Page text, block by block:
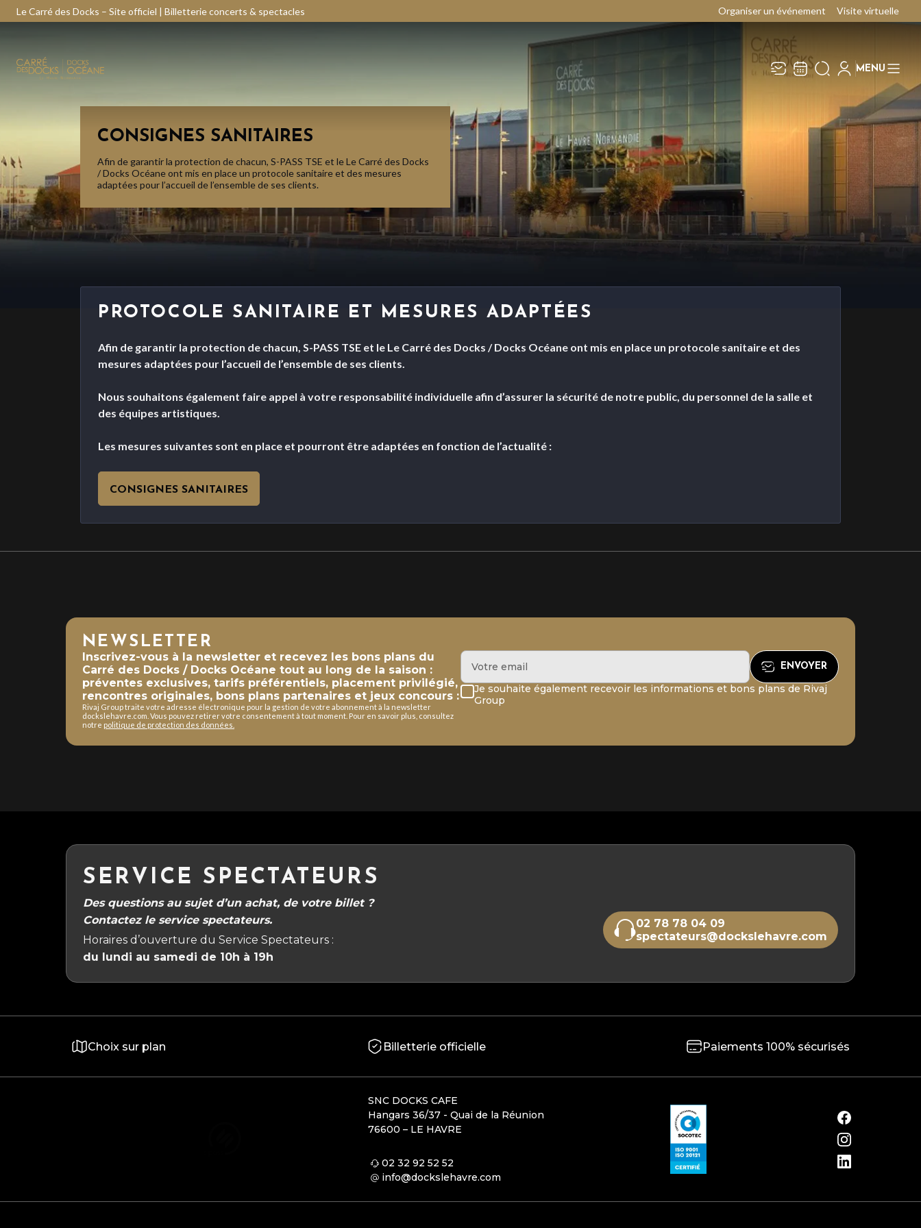
Le Carré des Docks – Site officiel | Billetterie concerts & spectacles Organiser un événement Visite virtuelle
Recevez toute l’actualité en
vous abonnant à notre
newsletter :
ENVOYER
Rivaj Group traite votre adresse électronique pour
la gestion de votre abonnement à la newsletter de
Le Carré des Docks / Docks Océane
pouvez retirer votre consentement à tout moment.
Pour en savoir plus, consultez notre
politique de
protection des données
MENU
CONSIGNES SANITAIRES
Afin de garantir la protection de chacun, S-PASS TSE et le Le Carré des Docks
/ Docks Océane ont mis en place un protocole sanitaire et des mesures
adaptées pour l’accueil de l’ensemble de ses clients.
PROTOCOLE SANITAIRE ET MESURES ADAPTÉES
Afin de garantir la protection de chacun, S-PASS TSE et le Le Carré des Docks / Docks Océane ont mis en place un protocole sanitaire et des
mesures adaptées pour l’accueil de l’ensemble de ses clients.
Nous souhaitons également faire appel à votre responsabilité individuelle afin d’assurer la sécurité de notre public, du personnel de la salle et
des équipes artistiques.
Les mesures suivantes sont en place et pourront être adaptées en fonction de l’actualité :
CONSIGNES SANITAIRES
NEWSLETTER
Inscrivez-vous à la newsletter et recevez les bons plans du
Carré des Docks / Docks Océane tout au long de la saison :
préventes exclusives, tarifs préférentiels, placement privilégié,
rencontres originales, bons plans partenaires et jeux concours :
Rivaj Group traite votre adresse électronique pour la gestion de votre abonnement à la newsletter
dockslehavre.com. Vous pouvez retirer votre consentement à tout moment. Pour en savoir plus, consultez
notre politique de protection des données.
Je souhaite également recevoir les informations et bons plans de Rivaj
Group
SERVICE SPECTATEURS
Des questions au sujet d’un achat, de votre billet ?
Contactez le service spectateurs.
Horaires d’ouverture du Service Spectateurs :
du lundi au samedi de 10h à 19h
02 78 78 04 09
spectateurs@dockslehavre.com
Choix sur plan Billetterie officielle Paiements 100% sécurisés
SNC DOCKS CAFE
Hangars 36/37 - Quai de la Réunion
76600 – LE HAVRE
02 32 92 52 52
info@dockslehavre.com